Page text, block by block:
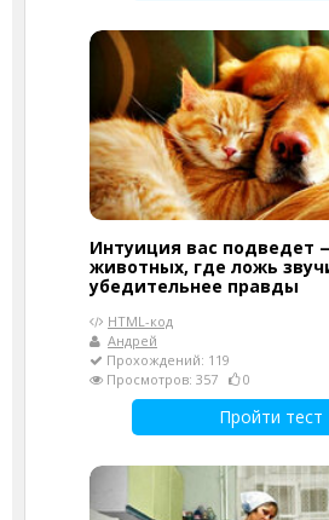
Интуиция вас подведет
животных, где ложь
убедительнее правды
HTML-код
Андрей
Прохождений: 119
Просмотров: 357
0
Пройти тест